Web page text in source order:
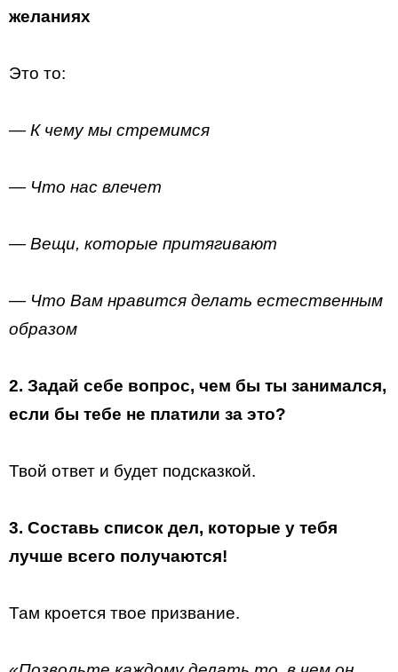
желаниях
Это то:
— К чему мы стремимся
— Что нас влечет
— Вещи, которые притягивают
— Что Вам нравится делать естественным
образом
2. Задай себе вопрос, чем бы ты занимался,
если бы тебе не платили за это?
Твой ответ и будет подсказкой.
3. Составь список дел, которые у тебя
лучше всего получаются!
Там кроется твое призвание.